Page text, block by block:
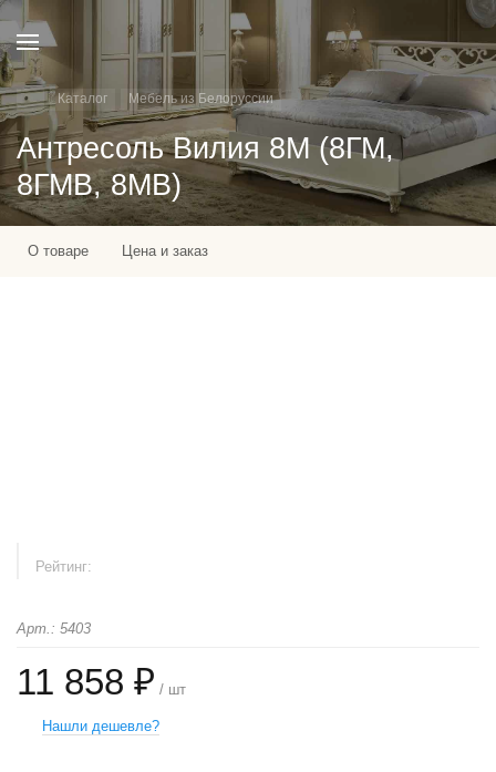
Каталог Мебель из Белоруссии
Антресоль Вилия 8М (8ГМ,
8ГМВ, 8МВ)
О товаре Цена и заказ
Рейтинг:
Арт.: 5403
11 858 ₽ / шт
Нашли дешевле?